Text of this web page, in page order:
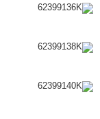
62399136K
62399138K
62399140K